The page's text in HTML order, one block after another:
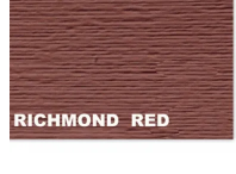
избранное сравнить